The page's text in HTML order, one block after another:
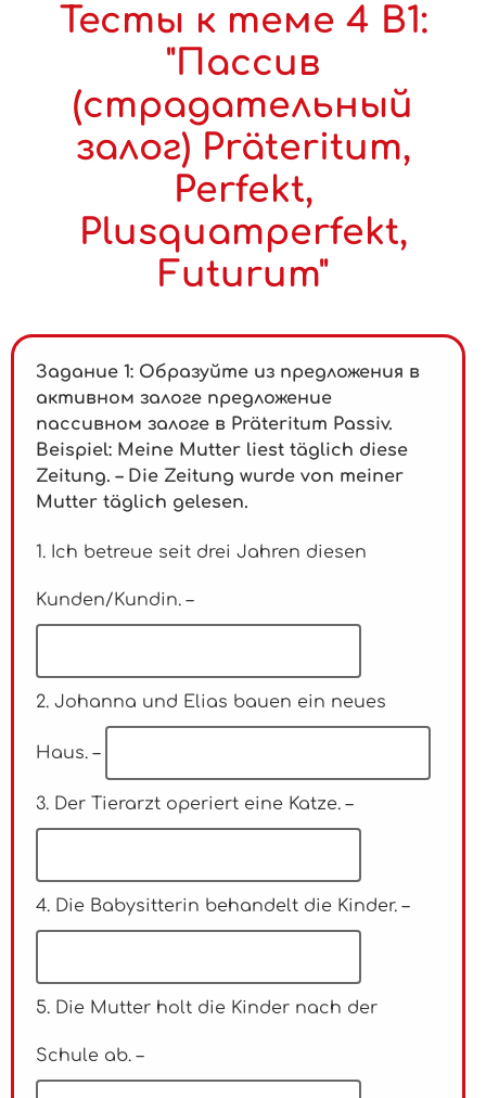
Тесты к теме 4 B1:
"Пассив
(страдательный
залог) Präteritum,
Perfekt,
Plusquamperfekt,
Futurum"
Задание 1: Образуйте из предложения в
активном залоге предложение
пассивном залоге в Präteritum Passiv.
Beispiel: Meine Mutter liest täglich diese
Zeitung. – Die Zeitung wurde von meiner
Mutter täglich gelesen.
1. Ich betreue seit drei Jahren diesen
Kunden/Kundin. –
2. Johanna und Elias bauen ein neues
Haus. –
3. Der Tierarzt operiert eine Katze. –
4. Die Babysitterin behandelt die Kinder. –
5. Die Mutter holt die Kinder nach der
Schule ab. –